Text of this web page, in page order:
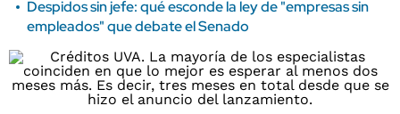
Despidos sin jefe: qué esconde la ley de "empresas sin
empleados" que debate el Senado